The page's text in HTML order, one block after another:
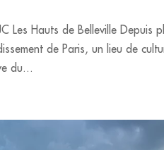
Les Hauts de Belleville Depuis
de Paris, un lieu de
du...